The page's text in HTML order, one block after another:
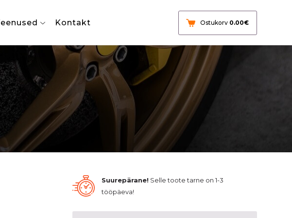
Kontakt Ostukorv 0.00€
Suurepärane! Selle toote tarne on 1-3
tööpäeva!